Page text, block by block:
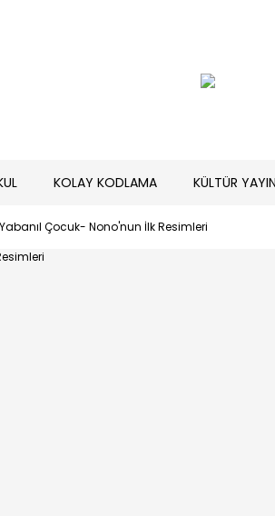
KOLAY KODLAMA KÜLTÜR
Çocuk- Nono'nun İlk Resimleri